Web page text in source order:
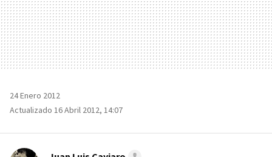
24 Enero 2012
Actualizado 16 Abril 2012, 14:07